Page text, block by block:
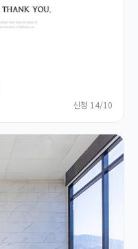
신청 14/10